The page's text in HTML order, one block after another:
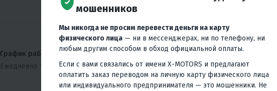
График работы:
Ежедневно 10:00-19:00
Телефоны:
+7 (812) 237-37-24
Ежедневно 10:00-19:00
мошенников
Мы никогда не просим перевести деньги на карту
физического лица — ни в мессенджерах, ни по телефону, ни
любым другим способом в обход официальной оплаты.
Если с вами связались от имени X-MOTORS и предлагают
оплатить заказ переводом на личную карту физического лица
или индивидуального предпринимателя — это мошенники. Не